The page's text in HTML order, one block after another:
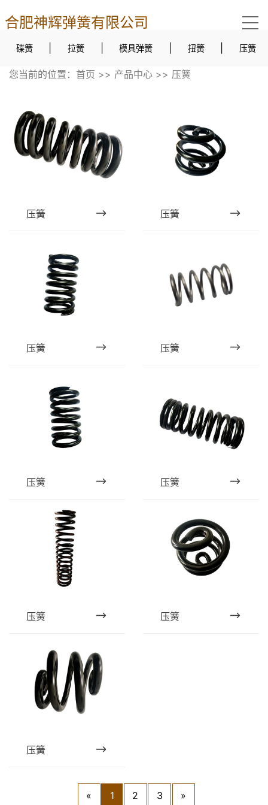
合肥神辉弹簧有限公司
碟簧 拉簧 模具弹簧 扭簧 压簧
您当前的位置： 首页 >> 产品中心 >> 压簧
压簧 压簧
压簧 压簧
压簧 压簧
压簧 压簧
压簧
« 1 2 3 »